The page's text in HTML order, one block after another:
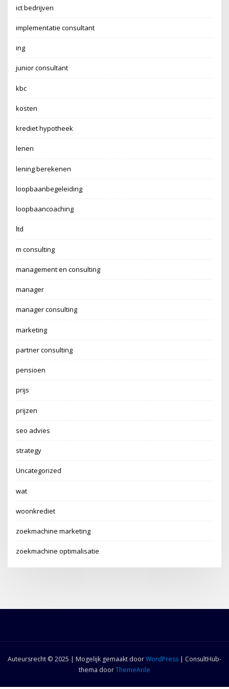
ict bedrijven
implementatie consultant
ing
junior consultant
kbc
kosten
krediet hypotheek
lenen
lening berekenen
loopbaanbegeleiding
loopbaancoaching
ltd
m consulting
management en consulting
manager
manager consulting
marketing
partner consulting
pensioen
prijs
prijzen
seo advies
strategy
Uncategorized
wat
woonkrediet
zoekmachine marketing
zoekmachine optimalisatie
Auteursrecht © 2025 | Mogelijk gemaakt doorWordPress | ConsultHub-
thema doorThemeArile